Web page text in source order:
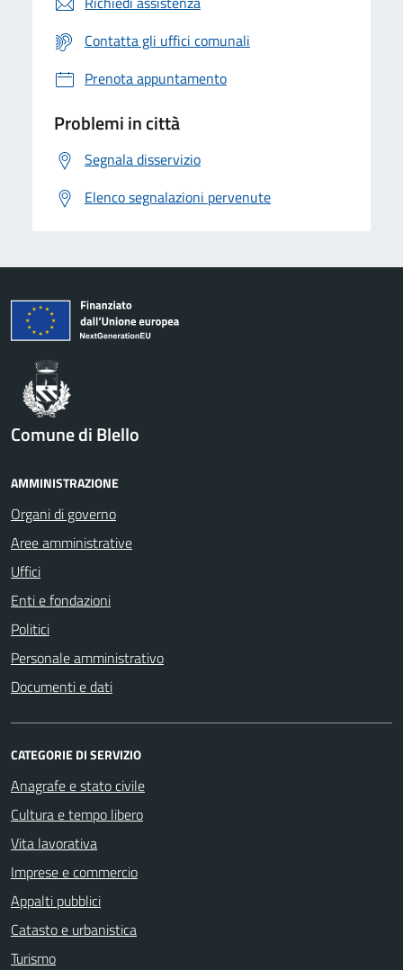
Contatta gli uffici comunali
Prenota appuntamento
Problemi in città
Segnala disservizio
Elenco segnalazioni pervenute
Comune di Blello
AMMINISTRAZIONE
Organi di governo
Aree amministrative
Uffici
Enti e fondazioni
Politici
Personale amministrativo
Documenti e dati
CATEGORIE DI SERVIZIO
Anagrafe e stato civile
Cultura e tempo libero
Vita lavorativa
Imprese e commercio
Appalti pubblici
Catasto e urbanistica
Turismo